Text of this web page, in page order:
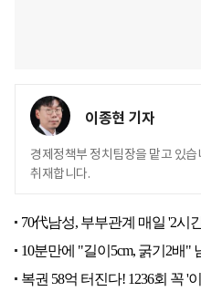
이종현 기자
경제정책부 정치팀장을 맡고 있
취재합니다.